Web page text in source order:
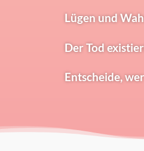
Lügen und
Der Tod
Entscheide,